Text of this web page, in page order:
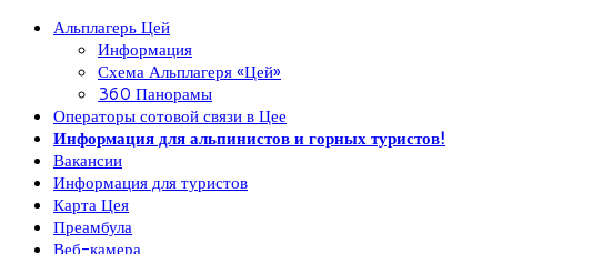
Альплагерь Цей
Информация
Схема Альплагеря «Цей»
360 Панорамы
Операторы сотовой связи в Цее
Информация для альпинистов и горных туристов!
Вакансии
Информация для туристов
Карта Цея
Преамбула
Веб-камера